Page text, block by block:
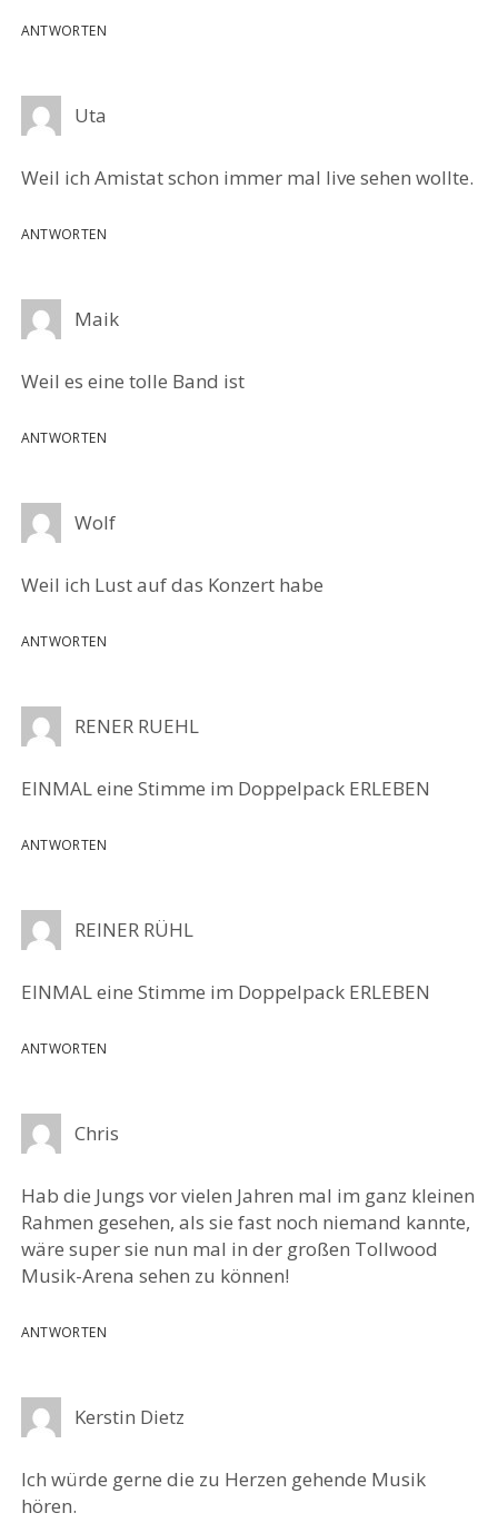
ANTWORTEN
Uta
Weil ich Amistat schon immer mal live sehen wollte.
ANTWORTEN
Maik
Weil es eine tolle Band ist
ANTWORTEN
Wolf
Weil ich Lust auf das Konzert habe
ANTWORTEN
RENER RUEHL
EINMAL eine Stimme im Doppelpack ERLEBEN
ANTWORTEN
REINER RÜHL
EINMAL eine Stimme im Doppelpack ERLEBEN
ANTWORTEN
Chris
Hab die Jungs vor vielen Jahren mal im ganz kleinen
Rahmen gesehen, als sie fast noch niemand kannte,
wäre super sie nun mal in der großen Tollwood
Musik-Arena sehen zu können!
ANTWORTEN
Kerstin Dietz
Ich würde gerne die zu Herzen gehende Musik
hören.